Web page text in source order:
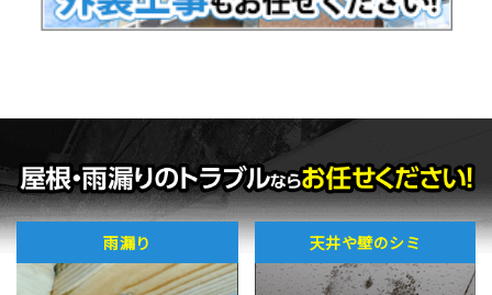
雨漏り 天井や壁のシミ